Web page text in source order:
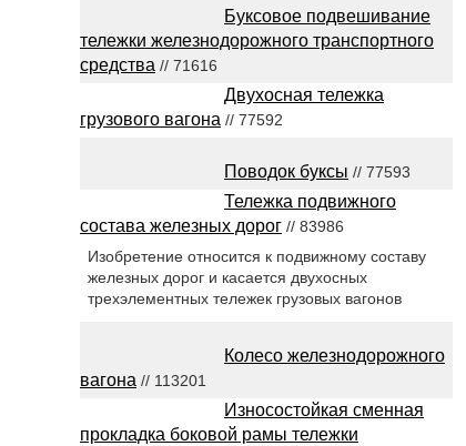
Буксовое подвешивание
тележки железнодорожного транспортного
средства // 71616
Двухосная тележка
грузового вагона // 77592
Поводок буксы // 77593
Тележка подвижного
состава железных дорог // 83986
Изобретение относится к подвижному составу
железных дорог и касается двухосных
трехэлементных тележек грузовых вагонов
Колесо железнодорожного
вагона // 113201
Износостойкая сменная
прокладка боковой рамы тележки